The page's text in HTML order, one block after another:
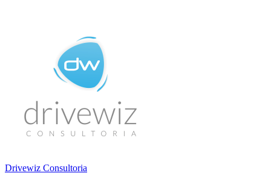
Drivewiz Consultoria